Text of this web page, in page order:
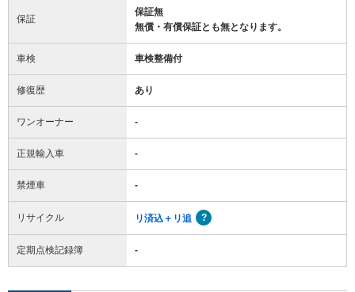
保証
保証無
無償・有償保証とも無となります。
車検 車検整備付
修復歴 あり
ワンオーナー -
正規輸入車 -
禁煙車 -
リサイクル リ済込＋リ追
定期点検記録簿 -